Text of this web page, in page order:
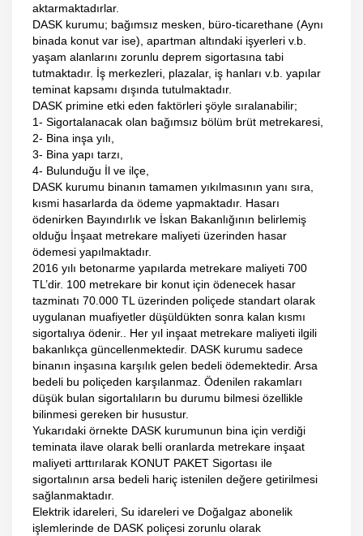
aktarmaktadırlar.
DASK kurumu; bağımsız mesken, büro-ticarethane (Aynı
binada konut var ise), apartman altındaki işyerleri v.b.
yaşam alanlarını zorunlu deprem sigortasına tabi
tutmaktadır. İş merkezleri, plazalar, iş hanları v.b. yapılar
teminat kapsamı dışında tutulmaktadır.
DASK primine etki eden faktörleri şöyle sıralanabilir;
1- Sigortalanacak olan bağımsız bölüm brüt metrekaresi,
2- Bina inşa yılı,
3- Bina yapı tarzı,
4- Bulunduğu İl ve ilçe,
DASK kurumu binanın tamamen yıkılmasının yanı sıra,
kısmi hasarlarda da ödeme yapmaktadır. Hasarı
ödenirken Bayındırlık ve İskan Bakanlığının belirlemiş
olduğu İnşaat metrekare maliyeti üzerinden hasar
ödemesi yapılmaktadır.
2016 yılı betonarme yapılarda metrekare maliyeti 700
TL’dir. 100 metrekare bir konut için ödenecek hasar
tazminatı 70.000 TL üzerinden poliçede standart olarak
uygulanan muafiyetler düşüldükten sonra kalan kısmı
sigortalıya ödenir.. Her yıl inşaat metrekare maliyeti ilgili
bakanlıkça güncellenmektedir. DASK kurumu sadece
binanın inşasına karşılık gelen bedeli ödemektedir. Arsa
bedeli bu poliçeden karşılanmaz. Ödenilen rakamları
düşük bulan sigortalıların bu durumu bilmesi özellikle
bilinmesi gereken bir husustur.
Yukarıdaki örnekte DASK kurumunun bina için verdiği
teminata ilave olarak belli oranlarda metrekare inşaat
maliyeti arttırılarak KONUT PAKET Sigortası ile
sigortalının arsa bedeli hariç istenilen değere getirilmesi
sağlanmaktadır.
Elektrik idareleri, Su idareleri ve Doğalgaz abonelik
işlemlerinde de DASK poliçesi zorunlu olarak